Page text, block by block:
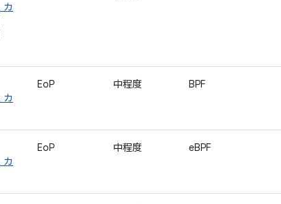
カ
カ
EoP 中程度 BPF
カ
EoP 中程度 eBPF